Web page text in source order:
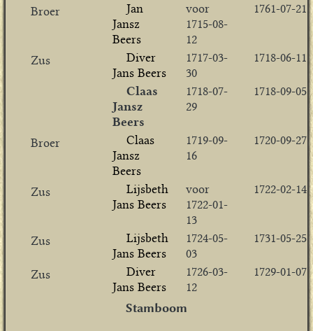
Broer
Jan
Jansz
Beers
voor
1715-08-
12
1761-07-21
Zus
Diver
Jans Beers
1717-03-
30
1718-06-11
Claas
Jansz
Beers
1718-07-
29
1718-09-05
Broer
Claas
Jansz
Beers
1719-09-
16
1720-09-27
Zus
Lijsbeth
Jans Beers
voor
1722-01-
13
1722-02-14
Zus
Lijsbeth
Jans Beers
1724-05-
03
1731-05-25
Zus
Diver
Jans Beers
1726-03-
12
1729-01-07
Stamboom